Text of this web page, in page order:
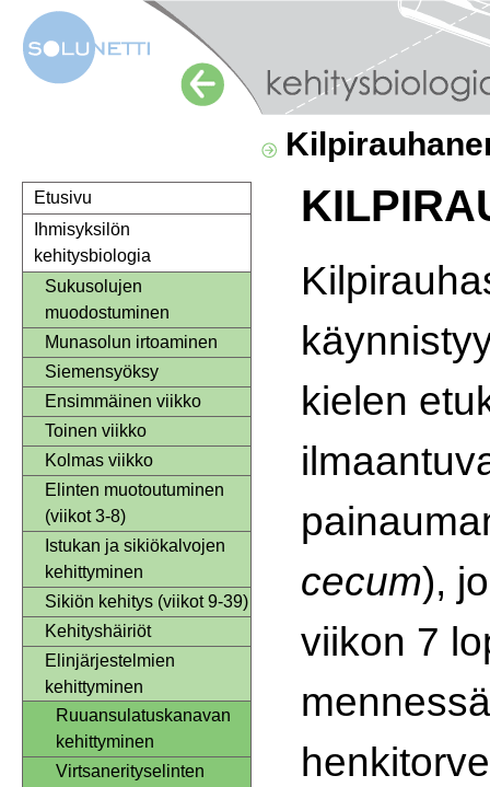
Etusivu
Ihmisyksilön
kehitysbiologia
Sukusolujen
muodostuminen
Munasolun irtoaminen
Siemensyöksy
Ensimmäinen viikko
Toinen viikko
Kolmas viikko
Elinten muotoutuminen
(viikot 3-8)
Istukan ja sikiökalvojen
kehittyminen
Sikiön kehitys (viikot 9-39)
Kehityshäiriöt
Elinjärjestelmien
kehittyminen
Ruuansulatuskanavan
kehittyminen
Virtsanerityselinten
kielen
cecum),
viikon 7